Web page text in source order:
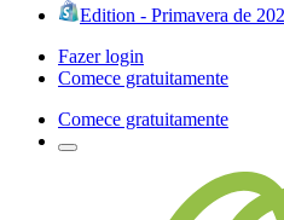
Edition - Primavera de
Fazer login
Comece gratuitamente
Comece gratuitamente